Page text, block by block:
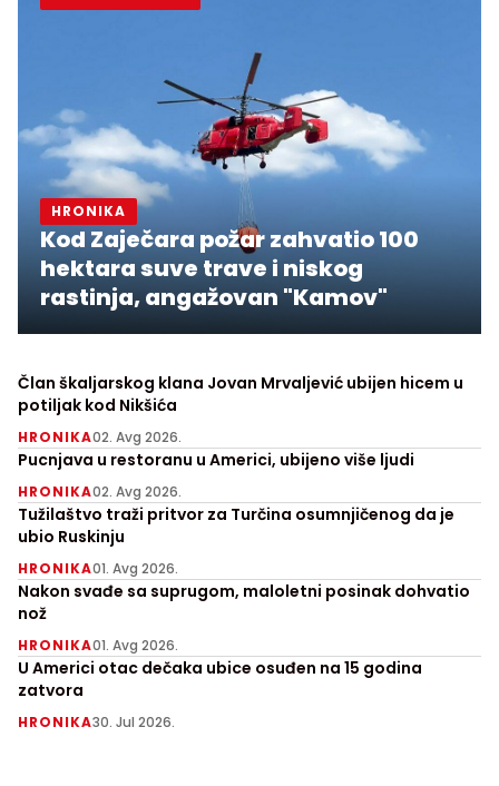
HRONIKA
Kod Zaječara požar zahvatio 100
hektara suve trave i niskog
rastinja, angažovan "Kamov"
Član škaljarskog klana Jovan Mrvaljević ubijen hicem u
potiljak kod Nikšića
HRONIKA02. Avg 2026.
Pucnjava u restoranu u Americi, ubijeno više ljudi
HRONIKA02. Avg 2026.
Tužilaštvo traži pritvor za Turčina osumnjičenog da je
ubio Ruskinju
HRONIKA01. Avg 2026.
Nakon svađe sa suprugom, maloletni posinak dohvatio
nož
HRONIKA01. Avg 2026.
U Americi otac dečaka ubice osuđen na 15 godina
zatvora
HRONIKA30. Jul 2026.